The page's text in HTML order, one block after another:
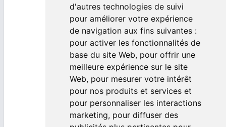
d'autres technologies de suivi
pour améliorer votre expérience
de navigation aux fins suivantes :
pour activer les fonctionnalités de
base du site Web, pour offrir une
meilleure expérience sur le site
Web, pour mesurer votre intérêt
pour nos produits et services et
pour personnaliser les interactions
marketing, pour diffuser des
RÈGLEMENT
SÉCURISÉ
Transactions 100% sécurisées et